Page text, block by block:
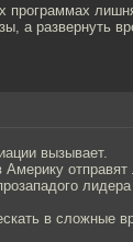
программах
а развернуть
вызывает.
отправят
в сложные